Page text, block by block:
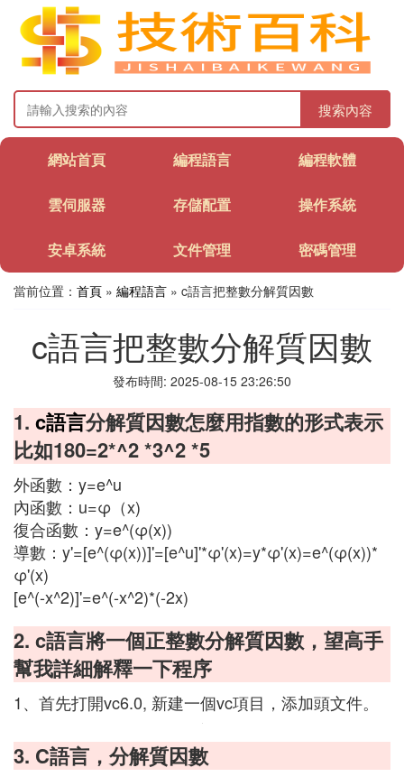
搜索內容
網站首頁 編程語言 編程軟體
雲伺服器 存儲配置 操作系統
安卓系統 文件管理 密碼管理
當前位置： 首頁 » 編程語言 » c語言把整數分解質因數
c語言把整數分解質因數
發布時間: 2025-08-15 23:26:50
1. c語言分解質因數怎麼用指數的形式表示
比如180=2*^2 *3^2 *5
外函數：y=e^u
內函數：u=φ（x)
復合函數：y=e^(φ(x))
導數：y'=[e^(φ(x))]'=[e^u]'*φ'(x)=y*φ'(x)=e^(φ(x))*
φ'(x)
[e^(-x^2)]'=e^(-x^2)*(-2x)
2. c語言將一個正整數分解質因數，望高手
幫我詳細解釋一下程序
1、首先打開vc6.0, 新建一個vc項目，添加頭文件。
3. C語言，分解質因數